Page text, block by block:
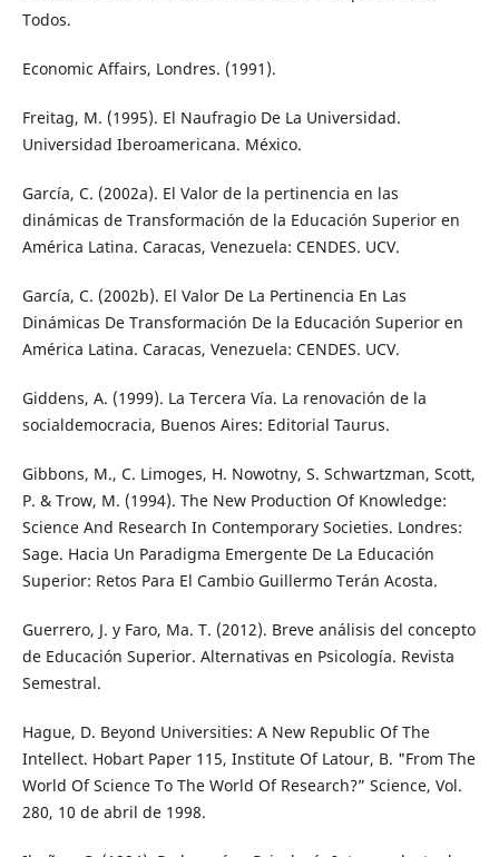
Todos.
Economic Affairs, Londres. (1991).
Freitag, M. (1995). El Naufragio De La Universidad.
Universidad Iberoamericana. México.
García, C. (2002a). El Valor de la pertinencia en las
dinámicas de Transformación de la Educación Superior en
América Latina. Caracas, Venezuela: CENDES. UCV.
García, C. (2002b). El Valor De La Pertinencia En Las
Dinámicas De Transformación De la Educación Superior en
América Latina. Caracas, Venezuela: CENDES. UCV.
Giddens, A. (1999). La Tercera Vía. La renovación de la
socialdemocracia, Buenos Aires: Editorial Taurus.
Gibbons, M., C. Limoges, H. Nowotny, S. Schwartzman, Scott,
P. & Trow, M. (1994). The New Production Of Knowledge:
Science And Research In Contemporary Societies. Londres:
Sage. Hacia Un Paradigma Emergente De La Educación
Superior: Retos Para El Cambio Guillermo Terán Acosta.
Guerrero, J. y Faro, Ma. T. (2012). Breve análisis del concepto
de Educación Superior. Alternativas en Psicología. Revista
Semestral.
Hague, D. Beyond Universities: A New Republic Of The
Intellect. Hobart Paper 115, Institute Of Latour, B. "From The
World Of Science To The World Of Research?” Science, Vol.
280, 10 de abril de 1998.